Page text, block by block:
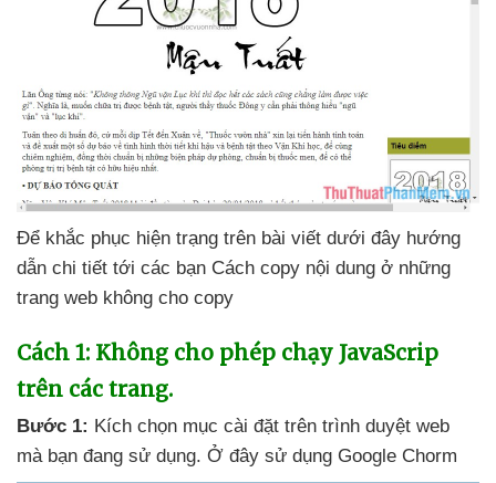
Để khắc phục hiện trạng trên bài viết dưới đây hướng
dẫn chi tiết tới các bạn Cách copy nội dung ở những
trang web không cho copy
Cách 1: Không cho phép chạy JavaScrip
trên các trang.
Bước 1: Kích chọn mục cài đặt trên trình duyệt web
mà bạn đang sử dụng. Ở đây sử dụng Google Chorm